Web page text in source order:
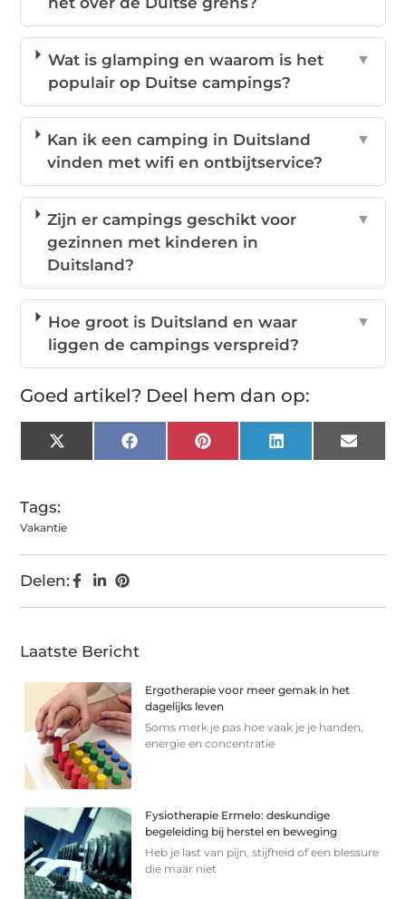
Wat is glamping en waarom is het
populair op Duitse campings?
▼
Kan ik een camping in Duitsland
vinden met wifi en ontbijtservice?
▼
Zijn er campings geschikt voor
gezinnen met kinderen in
Duitsland?
▼
Hoe groot is Duitsland en waar
liggen de campings verspreid?
▼
Goed artikel? Deel hem dan op:
X
(Twitter)
FacebookPinterest LinkedIn Email
Tags:
Vakantie
Delen:
Laatste Bericht
Ergotherapie voor meer gemak in het
dagelijks leven
Soms merk je pas hoe vaak je je handen,
energie en concentratie
Fysiotherapie Ermelo: deskundige
begeleiding bij herstel en beweging
Heb je last van pijn, stijfheid of een blessure
die maar niet